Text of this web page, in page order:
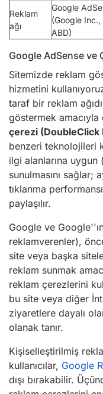
Reklam
ağı
Google
(Google Inc.,
ABD)
Google AdSense ve
Sitemizde reklam
hizmetini
taraf bir reklam
göstermek amacıyla
çerezi (DoubleClick
benzeri teknolojileri
ilgi alanlarına
sunulmasını sağlar;
tıklanma
paylaşılır.
Google ve
reklamverenler),
site veya başka
reklam sunmak
reklam çerezlerini
bu site veya diğer
ziyaretlere dayalı
olanak tanır.
Kişiselleştirilmiş
kullanıcılar, Google
dışı bırakabilir.